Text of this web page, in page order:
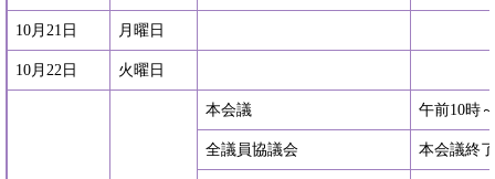
10月21日 月曜日
10月22日 火曜日
本会議 午前10時～
全議員協議会 本会議終